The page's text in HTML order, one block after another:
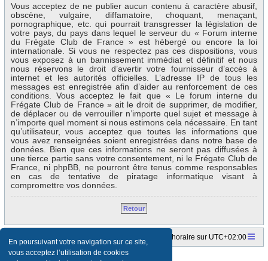
En poursuivant votre navigation sur ce site,
vous acceptez l’utilisation de cookies
Vous acceptez de ne publier aucun contenu à caractère abusif,
obscène, vulgaire, diffamatoire, choquant, menaçant,
pornographique, etc. qui pourrait transgresser la législation de
votre pays, du pays dans lequel le serveur du « Forum interne
du Frégate Club de France » est hébergé ou encore la loi
internationale. Si vous ne respectez pas ces dispositions, vous
vous exposez à un bannissement immédiat et définitif et nous
nous réservons le droit d’avertir votre fournisseur d’accès à
internet et les autorités officielles. L’adresse IP de tous les
messages est enregistrée afin d’aider au renforcement de ces
conditions. Vous acceptez le fait que « Le forum interne du
Frégate Club de France » ait le droit de supprimer, de modifier,
de déplacer ou de verrouiller n’importe quel sujet et message à
n’importe quel moment si nous estimons cela nécessaire. En tant
qu’utilisateur, vous acceptez que toutes les informations que
vous avez renseignées soient enregistrées dans notre base de
données. Bien que ces informations ne seront pas diffusées à
une tierce partie sans votre consentement, ni le Frégate Club de
France, ni phpBB, ne pourront être tenus comme responsables
en cas de tentative de piratage informatique visant à
compromettre vos données.
Retour
Accueil du forum Fuseau horaire sur UTC+02:00